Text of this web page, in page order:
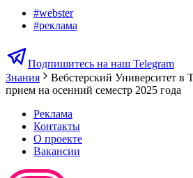
#webster
#реклама
Подпишитесь на наш Telegram
Знания
Вебстерский Университет в
прием на осенний семестр 2025 года
Реклама
Контакты
О проекте
Вакансии